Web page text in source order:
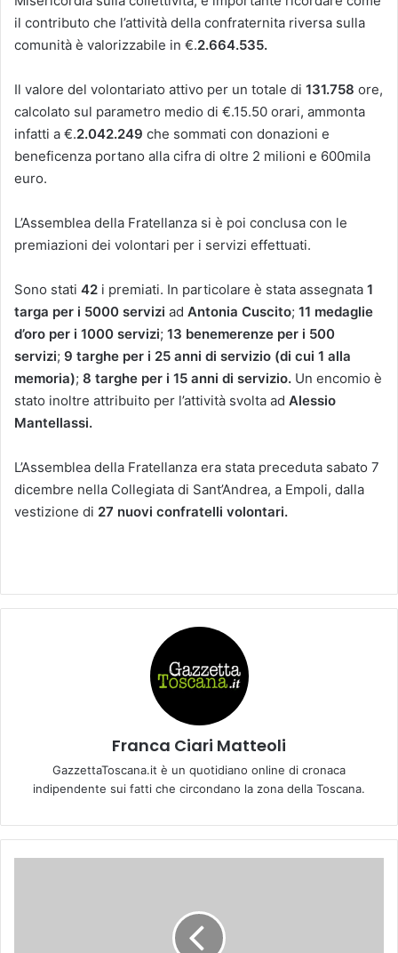
il contributo che l’attività della confraternita riversa sulla
comunità è valorizzabile in €.2.664.535.
Il valore del volontariato attivo per un totale di 131.758 ore,
calcolato sul parametro medio di €.15.50 orari, ammonta
infatti a €.2.042.249 che sommati con donazioni e
beneficenza portano alla cifra di oltre 2 milioni e 600mila
euro.
L’Assemblea della Fratellanza si è poi conclusa con le
premiazioni dei volontari per i servizi effettuati.
Sono stati 42 i premiati. In particolare è stata assegnata 1
targa per i 5000 servizi ad Antonia Cuscito; 11 medaglie
d’oro per i 1000 servizi; 13 benemerenze per i 500
servizi; 9 targhe per i 25 anni di servizio (di cui 1 alla
memoria); 8 targhe per i 15 anni di servizio. Un encomio è
stato inoltre attribuito per l’attività svolta ad Alessio
Mantellassi.
L’Assemblea della Fratellanza era stata preceduta sabato 7
dicembre nella Collegiata di Sant’Andrea, a Empoli, dalla
vestizione di 27 nuovi confratelli volontari.
Franca Ciari Matteoli
GazzettaToscana.it è un quotidiano online di cronaca
indipendente sui fatti che circondano la zona della Toscana.